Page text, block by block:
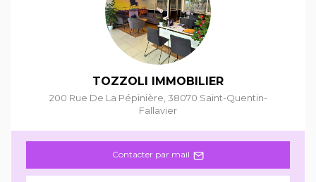
TOZZOLI IMMOBILIER
200 Rue De La Pépinière,38070 Saint-Quentin-
Fallavier
Contacter par mail